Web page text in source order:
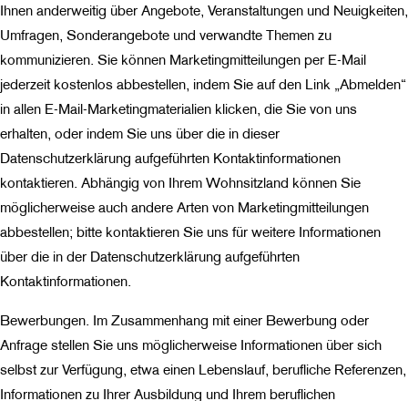
Ihnen anderweitig über Angebote, Veranstaltungen und Neuigkeiten,
Umfragen, Sonderangebote und verwandte Themen zu
kommunizieren. Sie können Marketingmitteilungen per E-Mail
jederzeit kostenlos abbestellen, indem Sie auf den Link „Abmelden“
in allen E-Mail-Marketingmaterialien klicken, die Sie von uns
erhalten, oder indem Sie uns über die in dieser
Datenschutzerklärung aufgeführten Kontaktinformationen
kontaktieren. Abhängig von Ihrem Wohnsitzland können Sie
möglicherweise auch andere Arten von Marketingmitteilungen
abbestellen; bitte kontaktieren Sie uns für weitere Informationen
über die in der Datenschutzerklärung aufgeführten
Kontaktinformationen.
Bewerbungen. Im Zusammenhang mit einer Bewerbung oder
Anfrage stellen Sie uns möglicherweise Informationen über sich
selbst zur Verfügung, etwa einen Lebenslauf, berufliche Referenzen,
Informationen zu Ihrer Ausbildung und Ihrem beruflichen